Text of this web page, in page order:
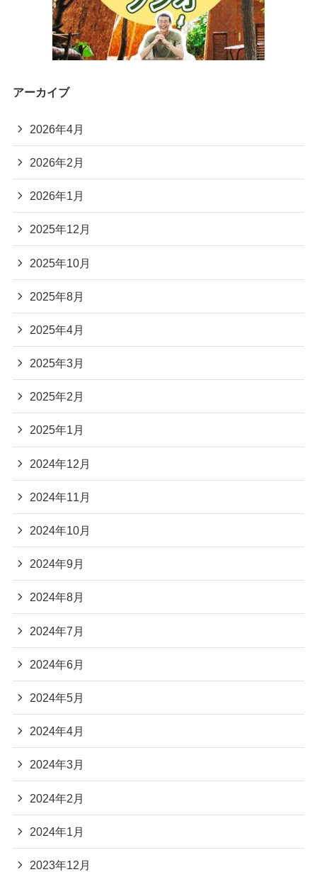
アーカイブ
2026年4月
2026年2月
2026年1月
2025年12月
2025年10月
2025年8月
2025年4月
2025年3月
2025年2月
2025年1月
2024年12月
2024年11月
2024年10月
2024年9月
2024年8月
2024年7月
2024年6月
2024年5月
2024年4月
2024年3月
2024年2月
2024年1月
2023年12月